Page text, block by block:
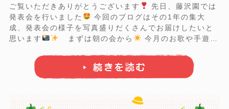
ご覧いただきありがとうございます
先日、藤沢園では
発表会を行いました
今回のブログはその1年の集大
成、発表会の様子を写真盛りだくさんでお届けしたいと
思います
まずは朝の会から
今月のお歌や手遊び
て 1人ずつ自分のお名前を子どもたちに言ってもらいま
！ みんないつも通り、元 ...